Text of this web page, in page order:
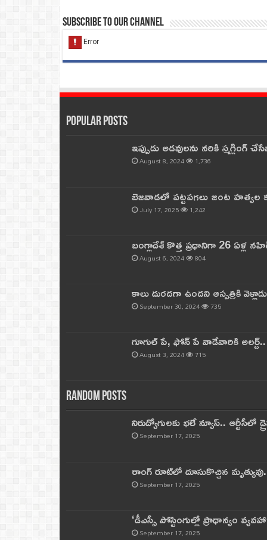
Subscribe to our Channel
Popular Posts
ఇప్పుడు అడవులను నరికి
August 8, 2024 1,736
బెజవాడలో పట్టపగలు జంట
July 17, 2025 1,242
బంగ్లాదేశ్ కొత్త ప్రధానిగా 26 ఏళ్ల
August 6, 2024 804
కాలు దురదగా ఉందని ఆస్పత్రికి
September 30, 2024 735
గూగుల్ పే, ఫోన్ పే వాడేవారికి
August 3, 2024 715
Random Posts
నిరుద్యోగులకు భలే న్యూస్.. ఆర్టీసీలో
September 17, 2025
రాంగ్ రూట్‌లో దూసుకొచ్చిన
September 17, 2025
‘డీఎస్సీ పోస్టింగుల్లో ప్రాధాన్యం
September 17, 2025